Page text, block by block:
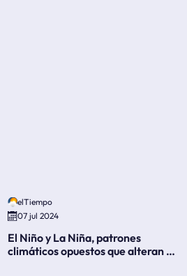
elTiempo
07 jul 2024
El Niño y La Niña, patrones
climáticos opuestos que alteran la